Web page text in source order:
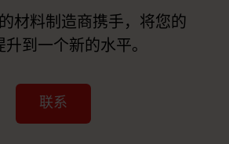
材料制造商携手，将您的
到一个新的水平。
联系